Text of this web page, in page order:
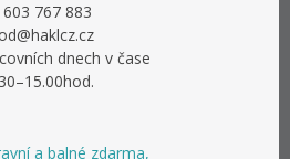
767 883
dnech v čase
a balné zdarma,